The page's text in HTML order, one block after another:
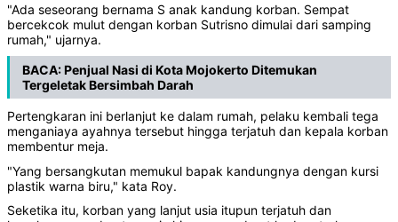
"Ada seseorang bernama S anak kandung korban. Sempat
bercekcok mulut dengan korban Sutrisno dimulai dari samping
rumah," ujarnya.
BACA:Penjual Nasi di Kota Mojokerto Ditemukan
Tergeletak Bersimbah Darah
Pertengkaran ini berlanjut ke dalam rumah, pelaku kembali tega
menganiaya ayahnya tersebut hingga terjatuh dan kepala korban
membentur meja.
"Yang bersangkutan memukul bapak kandungnya dengan kursi
plastik warna biru," kata Roy.
Seketika itu, korban yang lanjut usia itupun terjatuh dan